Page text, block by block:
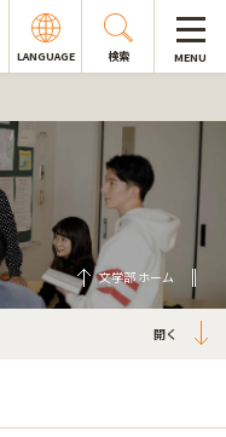
LANGUAGE 検索 MENU
文学部 ホーム